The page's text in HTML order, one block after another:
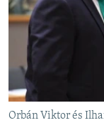
Orbán Viktor és